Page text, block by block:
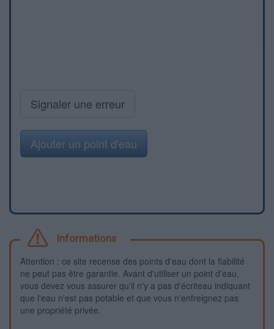
Signaler une erreur
Ajouter un point d'eau
Informations
Attention : ce site recense des points d'eau dont la fiabilité
ne peut pas être garantie. Avant d'utiliser un point d'eau,
vous devez vous assurer qu'il n'y a pas d'écriteau indiquant
que l'eau n'est pas potable et que vous n'enfreignez pas
une propriété privée.